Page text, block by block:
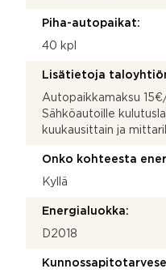
Piha-autopaikat:
40 kpl
Lisätietoja
Autopaikkamaksu
Sähköautoille
kuukausittain ja
Onko kohteesta
Kyllä
Energialuokka:
D2018